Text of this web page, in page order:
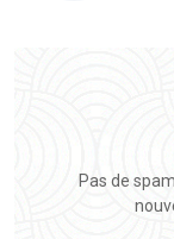
Pas de